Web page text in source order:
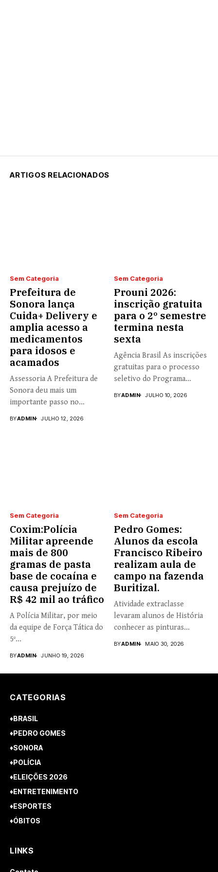
ARTIGOS RELACIONADOS
Sem Categoria
Prefeitura de
Sonora lança
Cuida+ Delivery e
amplia acesso a
medicamentos
para idosos e
acamados
Assessoria A Prefeitura de
Sonora deu mais um
importante passo no
BYADMIN JULHO 12, 2026
Sem Categoria
Prouni 2026:
inscrição gratuita
para o 2º semestre
termina nesta
sexta
Agência Brasil As inscrições
gratuitas para o processo
seletivo do Programa
BYADMIN JULHO 10, 2026
Sem Categoria
Coxim:Polícia
Militar apreende
mais de 800
gramas de pasta
base de cocaína e
causa prejuízo de
R$ 42 mil ao tráfico
A Polícia Militar, por meio
da equipe de Força Tática do
5º...
BYADMIN JUNHO 19, 2026
Sem Categoria
Pedro Gomes:
Alunos da escola
Francisco Ribeiro
realizam aula de
campo na fazenda
Buritizal.
Atividade extraclasse
levaram alunos de História
conhecer as pinturas
BYADMIN MAIO 30, 2026
CATEGORIAS
♦BRASIL
♦PEDRO GOMES
♦SONORA
♦POLÍCIA
♦ELEIÇÕES 2026
♦ENTRETENIMENTO
♦ESPORTES
♦ÓBITOS
LINKS